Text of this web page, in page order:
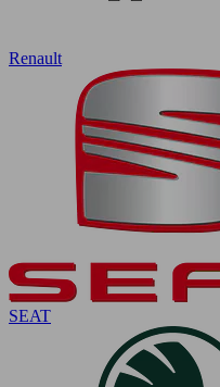
Renault
SEAT